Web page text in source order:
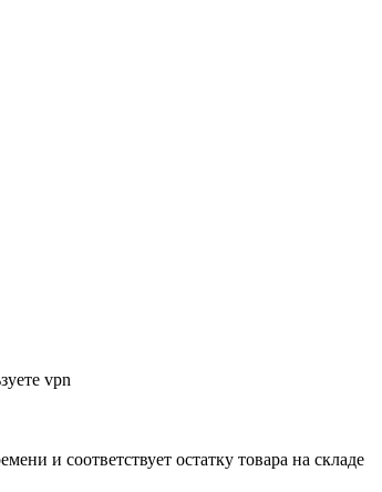
vpn
и соответствует остатку товара на складе